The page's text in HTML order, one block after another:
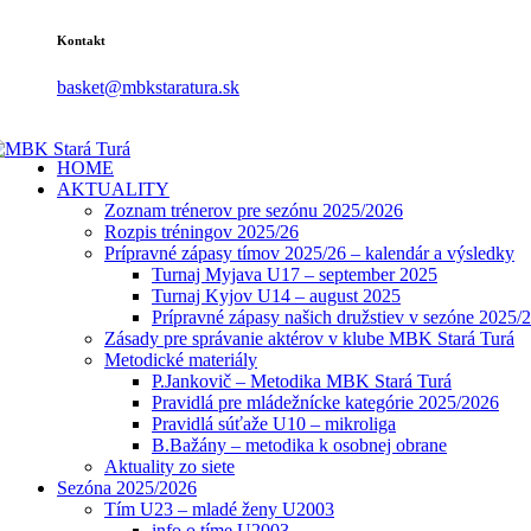
Kontakt
basket@mbkstaratura.sk
HOME
AKTUALITY
Zoznam trénerov pre sezónu 2025/2026
Rozpis tréningov 2025/26
Prípravné zápasy tímov 2025/26 – kalendár a výsledky
Turnaj Myjava U17 – september 2025
Turnaj Kyjov U14 – august 2025
Prípravné zápasy našich družstiev v sezóne 2025/
Zásady pre správanie aktérov v klube MBK Stará Turá
Metodické materiály
P.Jankovič – Metodika MBK Stará Turá
Pravidlá pre mládežnícke kategórie 2025/2026
Pravidlá súťaže U10 – mikroliga
B.Bažány – metodika k osobnej obrane
Aktuality zo siete
Sezóna 2025/2026
Tím U23 – mladé ženy U2003